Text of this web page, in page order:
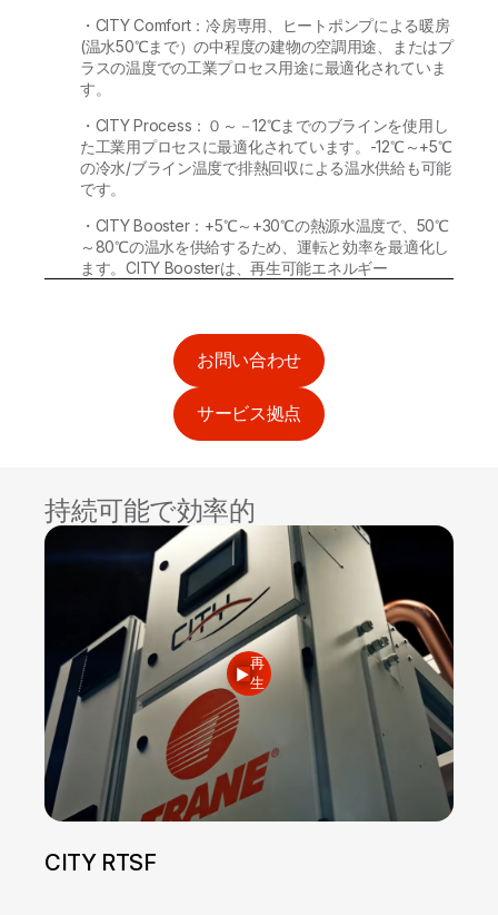
・CITY Comfort：冷房専用、ヒートポンプによる暖房
(温水50℃まで）の中程度の建物の空調用途、またはプ
ラスの温度での工業プロセス用途に最適化されていま
す。
・CITY Process：０～－12℃までのブラインを使用し
た工業用プロセスに最適化されています。-12℃～+5℃
の冷水/ブライン温度で排熱回収による温水供給も可能
です。
・CITY Booster：+5℃～+30℃の熱源水温度で、50℃
～80℃の温水を供給するため、運転と効率を最適化し
ます。CITY Boosterは、再生可能エネルギー
お問い合わせ
サービス拠点
持続可能で効率的
再
生
CITY RTSF